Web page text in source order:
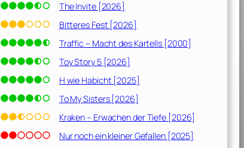
The Invite [2026]
Bitteres Fest [2026]
Traffic – Macht des Kartells [2000]
Toy Story 5 [2026]
H wie Habicht [2025]
To My Sisters [2026]
Kraken – Erwachen der Tiefe [2026]
Nur noch ein kleiner Gefallen [2025]